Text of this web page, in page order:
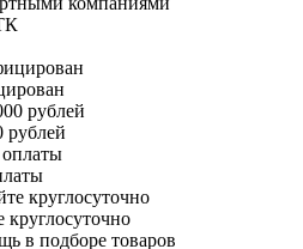
рублей
круглосуточно